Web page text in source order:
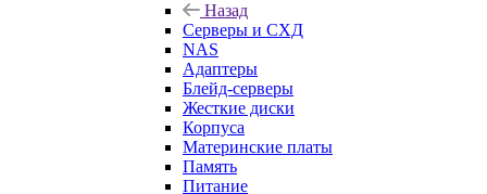
Назад
Серверы и СХД
NAS
Адаптеры
Блейд-серверы
Жесткие диски
Корпуса
Материнские платы
Память
Питание